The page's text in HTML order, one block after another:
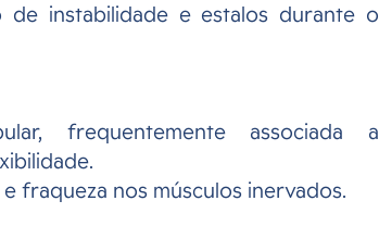
instabilidade e estalos durante o
frequentemente associada a
fraqueza nos músculos inervados.